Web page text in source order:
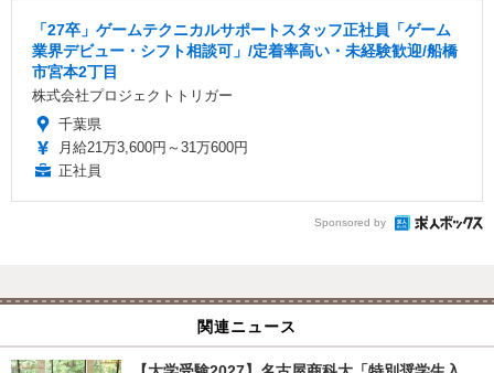
「27卒」ゲームテクニカルサポートスタッフ正社員「ゲーム
業界デビュー・シフト相談可」/定着率高い・未経験歓迎/船橋
市宮本2丁目
株式会社プロジェクトトリガー
千葉県
月給21万3,600円～31万600円
正社員
Sponsored by
関連ニュース